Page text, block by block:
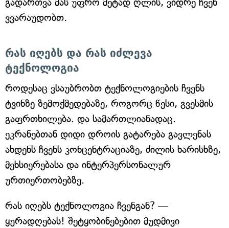
გადართვა მას უფრო მეტად ღლის, ვიდრე ჩვენ
ვვარაუდობთ.
რას იღებს და რას იძლევა
ტექნოლოგია
როდესაც ვსაუბრობთ ტექნოლოგიების ჩვენს
ტვინზე ზემოქმედებაზე, როგორც წესი, გვესმის
გაფრთხილება. და სამართლიანადაც.
ეკრანებთან დიდი დროის გატარება გავლენას
ახდენს ჩვენს კონცენტრაციაზე, ძილის ხარისხზე,
მეხსიერებასა და ინტერპერსონალურ
ურთიერთობებზე.
რას იღებს ტექნოლოგია ჩვენგან? —
ყურადღებას! შეტყობინებებით მუდმივი